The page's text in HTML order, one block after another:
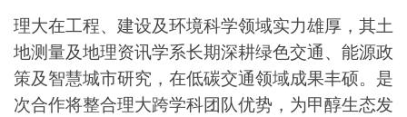
理大在工程、建设及环境科学领域实力雄厚，其土
地测量及地理资讯学系长期深耕绿色交通、能源政
策及智慧城市研究，在低碳交通领域成果丰硕。是
次合作将整合理大跨学科团队优势，为甲醇生态发